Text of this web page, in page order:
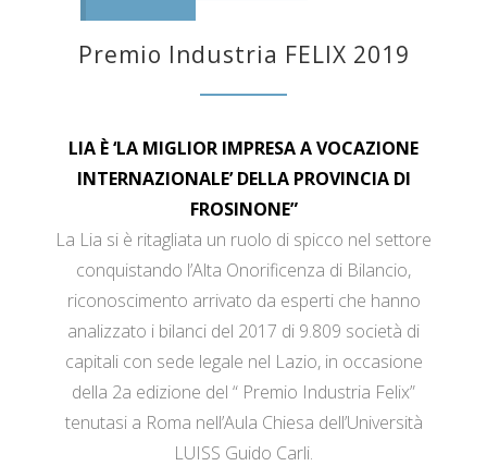
Premio Industria FELIX 2019
LIA È ‘LA MIGLIOR IMPRESA A VOCAZIONE
INTERNAZIONALE’ DELLA PROVINCIA DI
FROSINONE”
La Lia si è ritagliata un ruolo di spicco nel settore
conquistando l’Alta Onorificenza di Bilancio,
riconoscimento arrivato da esperti che hanno
analizzato i bilanci del 2017 di 9.809 società di
capitali con sede legale nel Lazio, in occasione
della 2a edizione del “ Premio Industria Felix”
tenutasi a Roma nell’Aula Chiesa dell’Università
LUISS Guido Carli.